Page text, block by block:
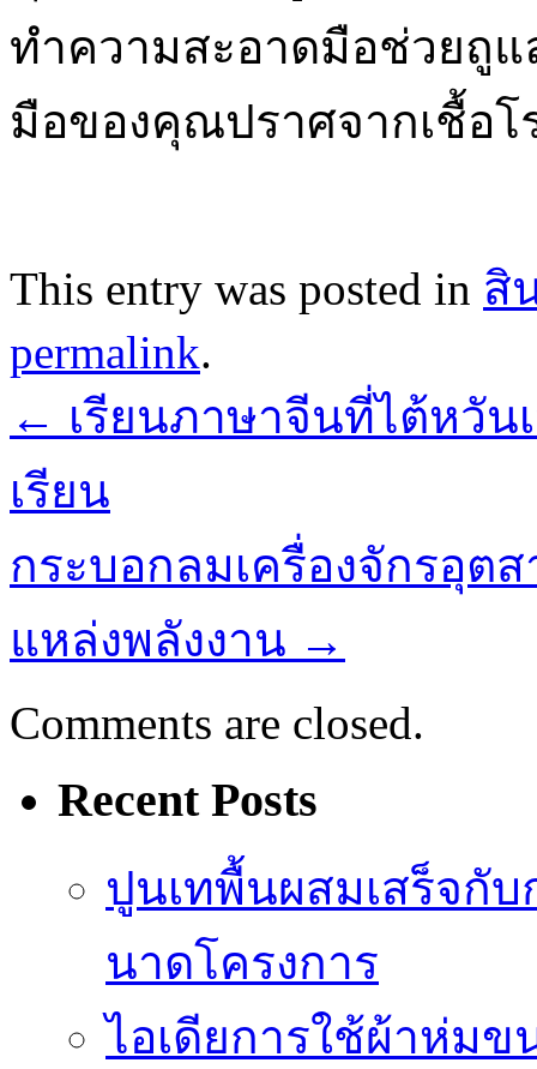
ทำความสะอาดมือช่วยถู
มือของคุณปราศจากเชื้อโ
This entry was posted in สิ
permalink.
← เรียนภาษาจีนที่ไต้หวัน
เรียน
กระบอกลมเครื่องจักรอุต
แหล่งพลังงาน →
Comments are closed.
Recent Posts
ปูนเทพื้นผสมเสร็จกั
นาดโครงการ
ไอเดียการใช้ผ้าห่ม